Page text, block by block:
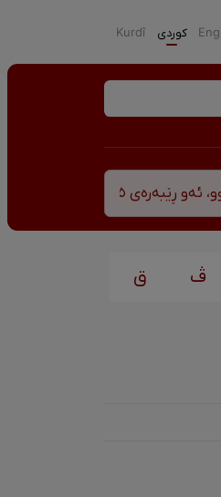
كوردی Kurdî
شەهید بوونیشی ڕێبازەکەی هەر زیندووە
ڤ ق